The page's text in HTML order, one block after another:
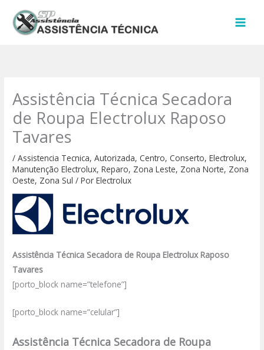
para
Assistência Técnica Secadora
de Roupa Electrolux Raposo
Tavares
/Assistencia Tecnica,Autorizada,Centro,Conserto,Electrolux,
Manutenção Electrolux,Reparo, Zona Leste, Zona Norte, Zona
Oeste, Zona Sul / PorElectrolux
Assistência Técnica Secadora de Roupa Electrolux Raposo
Tavares
[porto_block name=”telefone”]
[porto_block name=”celular”]
Assistência Técnica Secadora de Roupa